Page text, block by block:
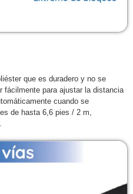
que es duradero y no se
fácilmente para ajustar la distancia
cuando se
de hasta 6,6 pies / 2 m,